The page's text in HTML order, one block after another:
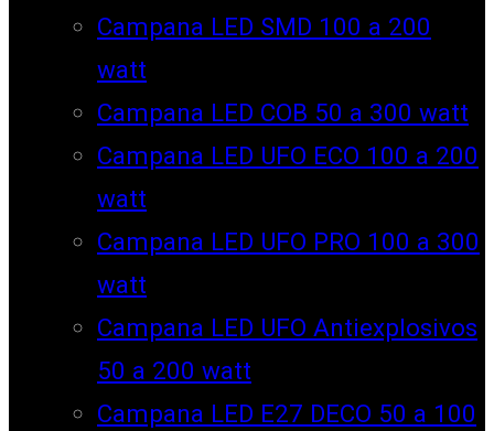
Campana LED SMD 100 a 200
watt
Campana LED COB 50 a 300 watt
Campana LED UFO ECO 100 a 200
watt
Campana LED UFO PRO 100 a 300
watt
Campana LED UFO Antiexplosivos
50 a 200 watt
Campana LED E27 DECO 50 a 100